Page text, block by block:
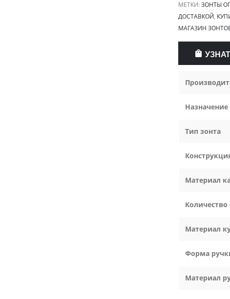
МЕТКИ:ЗОНТЫ
ДОСТАВКОЙ,
МАГАЗИН
Назначение
Тип зонта
Материал
Количество
Материал
Форма
Материал